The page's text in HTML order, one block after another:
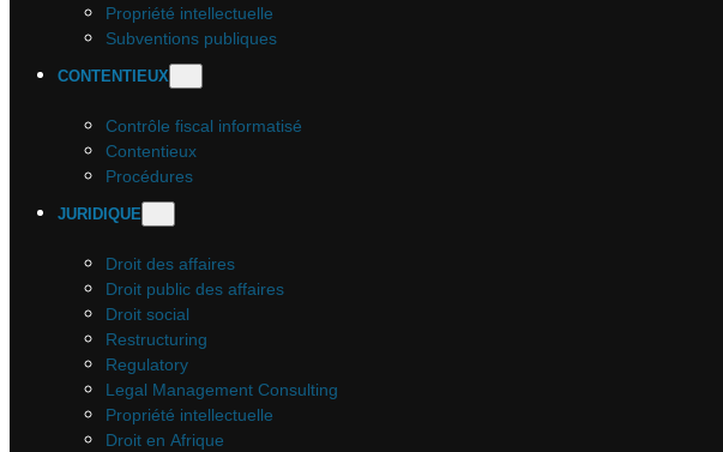
Propriété intellectuelle
Subventions publiques
CONTENTIEUX
Contrôle fiscal informatisé
Contentieux
Procédures
JURIDIQUE
Droit des affaires
Droit public des affaires
Droit social
Restructuring
Regulatory
Legal Management Consulting
Propriété intellectuelle
Droit en Afrique